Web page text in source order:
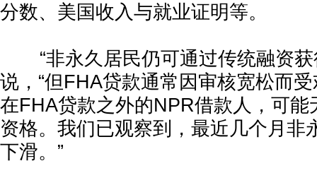
分数、美国收入与就业证明等。
“非永久居民仍可通过传统融资获
说，“但FHA贷款通常因审核宽松而
在FHA贷款之外的NPR借款人，可能
资格。我们已观察到，最近几个月非
下滑。”